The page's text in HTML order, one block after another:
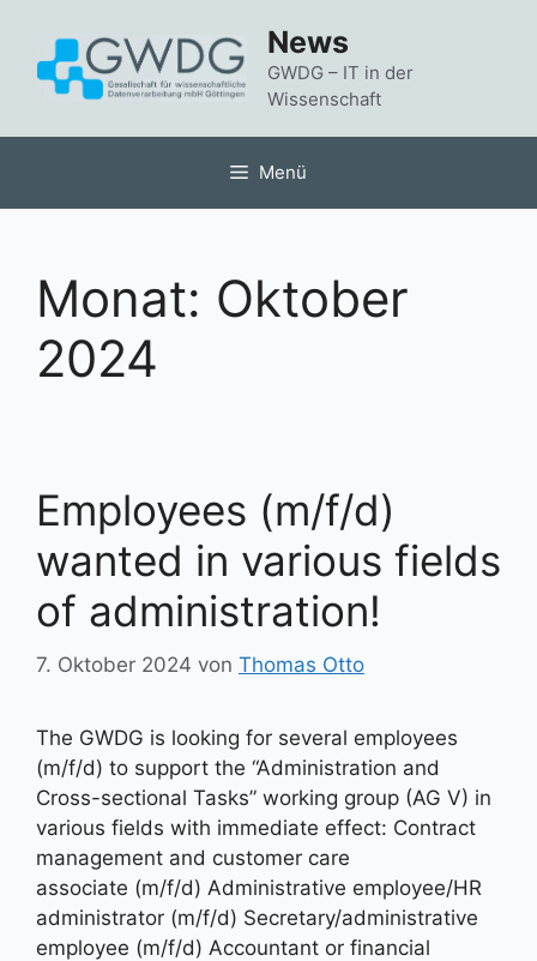
springen
News
GWDG – IT in der
Wissenschaft
Menü
Monat: Oktober
2024
Employees (m/f/d)
wanted in various fields
of administration!
7. Oktober 2024 von Thomas Otto
The GWDG is looking for several employees
(m/f/d) to support the “Administration and
Cross-sectional Tasks” working group (AG V) in
various fields with immediate effect: Contract
management and customer care
associate (m/f/d) Administrative employee/HR
administrator (m/f/d) Secretary/administrative
employee (m/f/d) Accountant or financial